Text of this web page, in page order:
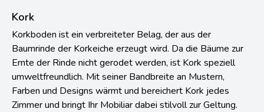
Kork
Korkboden ist ein verbreiteter Belag, der aus der
Baumrinde der Korkeiche erzeugt wird. Da die Bäume zur
Ernte der Rinde nicht gerodet werden, ist Kork speziell
umweltfreundlich. Mit seiner Bandbreite an Mustern,
Farben und Designs wärmt und bereichert Kork jedes
Zimmer und bringt Ihr Mobiliar dabei stilvoll zur Geltung.